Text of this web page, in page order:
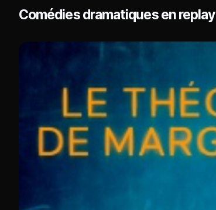
Comédies dramatiques en replay